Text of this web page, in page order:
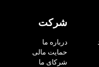
شرکت
درباره ما
حمایت مالی
شرکای ما